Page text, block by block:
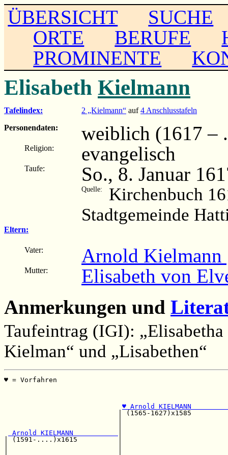
ÜBERSICHT
SUCHE
ORTE
BERUFE
PROMINENTE
Elisabeth Kielmann
Tafelindex: 2 „Kielmann“ auf4 Anschlusstafeln
Personendaten:
weiblich (1617 –
Religion: evangelisch
Taufe: So., 8. Januar
Quelle:
Kirchenbuch
Stadtgemeinde
Eltern:
Vater: Arnold
Mutter:
Elisabeth von
Anmerkungen und
Taufeintrag (IGI):
Kielman“ und „Lisabethen“
♥ =
♥ Arnold KIELMANN
| (1565-
Arnold KIELMANN
| (1591-....)x1615          |